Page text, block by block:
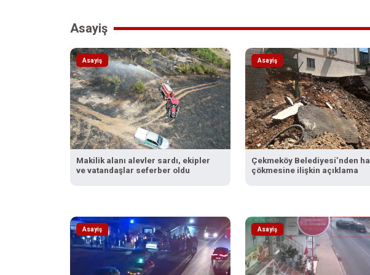
Asayiş
Asayiş
Makilik alanı alevler sardı, ekipler
ve vatandaşlar seferber oldu
Asayiş
Çekmeköy Belediyesi’nden
çökmesine ilişkin açıklama
Asayiş Asayiş